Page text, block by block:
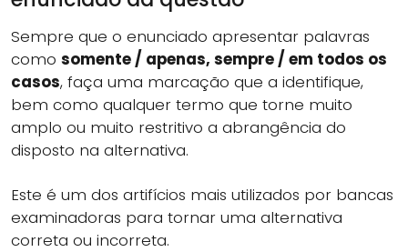
Sempre que o enunciado apresentar palavras
como somente / apenas, sempre / em todos os
casos, faça uma marcação que a identifique,
bem como qualquer termo que torne muito
amplo ou muito restritivo a abrangência do
disposto na alternativa.
Este é um dos artifícios mais utilizados por bancas
examinadoras para tornar uma alternativa
correta ou incorreta.